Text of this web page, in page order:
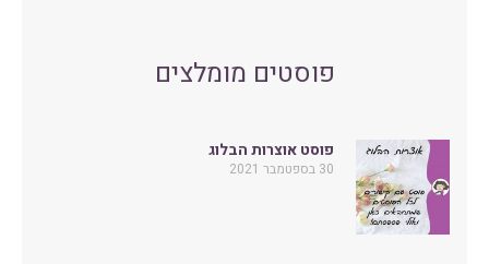
פוסטים מומלצים
פוסט אוצרות הבלוג
30 בספטמבר 2021